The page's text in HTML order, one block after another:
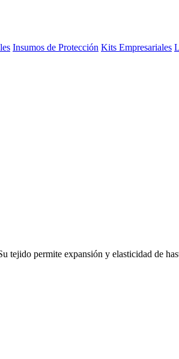
Insumos de Protección Kits Empresariales
tejido permite expansión y elasticidad de